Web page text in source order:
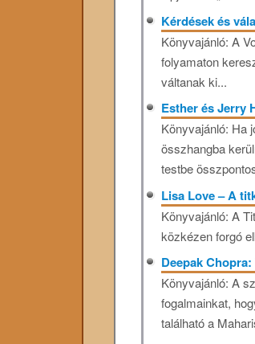
Kérdések és
Könyvajánló: A
folyamaton
váltanak ki...
Esther és Jerry
Könyvajánló: Ha
összhangba
testbe
Lisa Love – A
Könyvajánló: A
közkézen forgó
Deepak
Könyvajánló: A
fogalmainkat,
található a